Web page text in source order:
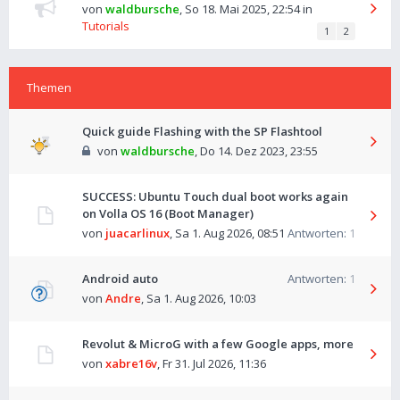
von waldbursche, So 18. Mai 2025, 22:54in
Tutorials
1 2
Themen
Quick guide Flashing with the SP Flashtool
von waldbursche,Do 14. Dez 2023, 23:55
SUCCESS: Ubuntu Touch dual boot works again
on Volla OS 16 (Boot Manager)
Antworten: 1
von juacarlinux, Sa 1. Aug 2026, 08:51
Android auto Antworten: 1
von Andre, Sa 1. Aug 2026, 10:03
Revolut & MicroG with a few Google apps, more
von xabre16v,Fr 31. Jul 2026, 11:36